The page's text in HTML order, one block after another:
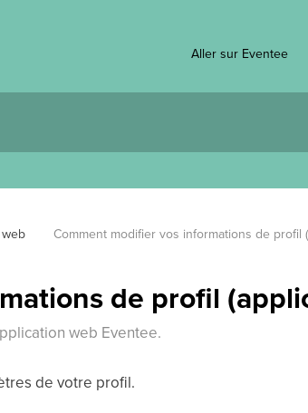
Aller sur Eventee
Comment modifier vos informations de profil
de profil
web Eventee.
de votre profil.